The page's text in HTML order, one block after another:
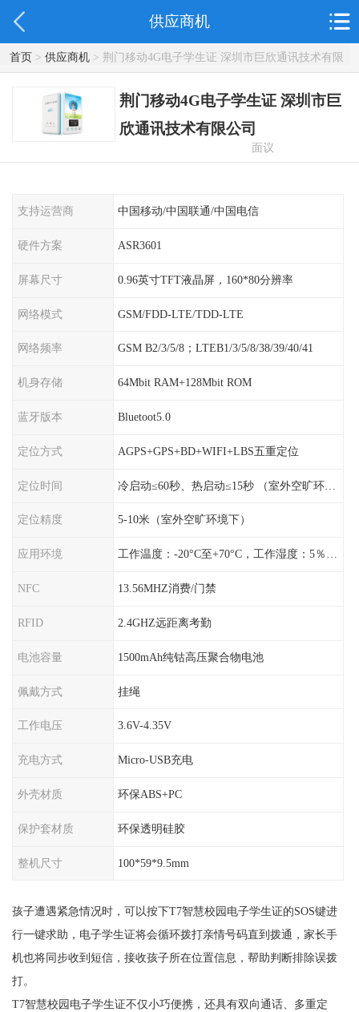
供应商机
首页> 供应商机> 荆门移动4G电子学生证 深圳市巨欣通讯技术有限
公司
荆门移动4G电子学生证 深圳市巨
欣通讯技术有限公司
面议
支持运营商 中国移动/中国联通/中国电信
硬件方案 ASR3601
屏幕尺寸 0.96英寸TFT液晶屏，160*80分辨率
网络模式 GSM/FDD-LTE/TDD-LTE
网络频率 GSM B2/3/5/8；LTEB1/3/5/8/38/39/40/41
机身存储 64Mbit RAM+128Mbit ROM
蓝牙版本 Bluetoot5.0
定位方式 AGPS+GPS+BD+WIFI+LBS五重定位
定位时间
定位精度 5-10米（室外空旷环境下）
应用环境 工作温度：-20°C至+70°C，工作湿度：5％〜95％RH
NFC 13.56MHZ消费/门禁
RFID 2.4GHZ远距离考勤
电池容量 1500mAh纯钴高压聚合物电池
佩戴方式 挂绳
工作电压 3.6V-4.35V
充电方式 Micro-USB充电
外壳材质 环保ABS+PC
保护套材质 环保透明硅胶
整机尺寸 100*59*9.5mm
孩子遭遇紧急情况时，可以按下T7智慧校园电子学生证的SOS键进
行一键求助，电子学生证将会循环拨打亲情号码直到拨通，家长手
机也将同步收到短信，接收孩子所在位置信息，帮助判断排除误拨
打。
T7智慧校园电子学生证不仅小巧便携，还具有双向通话、多重定